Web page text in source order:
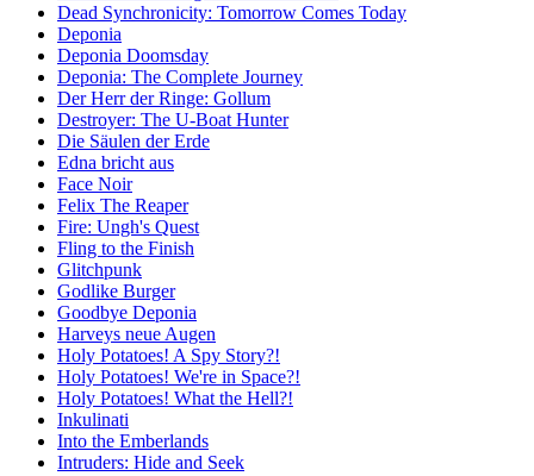
Dead Synchronicity: Tomorrow Comes Today
Deponia
Deponia Doomsday
Deponia: The Complete Journey
Der Herr der Ringe: Gollum
Destroyer: The U-Boat Hunter
Die Säulen der Erde
Edna bricht aus
Face Noir
Felix The Reaper
Fire: Ungh's Quest
Fling to the Finish
Glitchpunk
Godlike Burger
Goodbye Deponia
Harveys neue Augen
Holy Potatoes! A Spy Story?!
Holy Potatoes! We're in Space?!
Holy Potatoes! What the Hell?!
Inkulinati
Into the Emberlands
Intruders: Hide and Seek